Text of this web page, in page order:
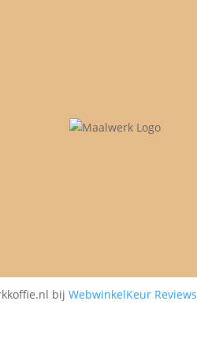
bij WebwinkelKeur Reviews